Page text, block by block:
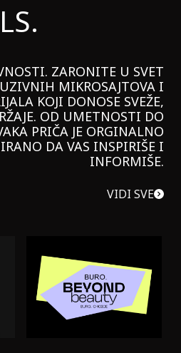
ZARONITE U SVET
MIKROSAJTOVA I
KOJI DONOSE SVEŽE,
OD UMETNOSTI DO
PRIČA JE ORGINALNO
DA VAS INSPIRIŠE I
INFORMIŠE.
VIDI SVE